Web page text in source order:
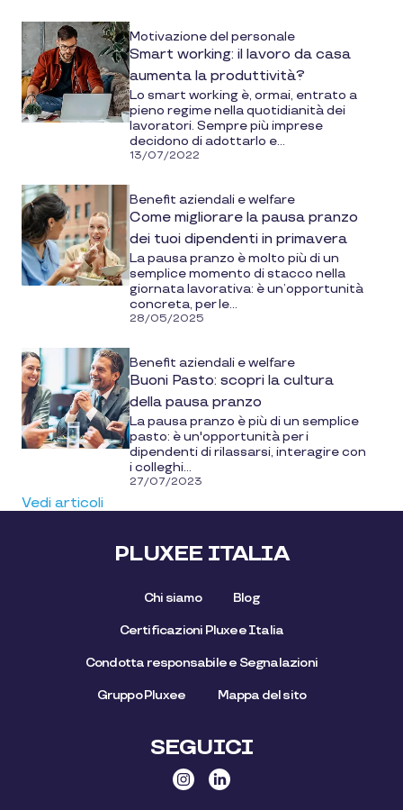
Motivazione del personale
Smart working: il lavoro da casa
aumenta la produttività?
Lo smart working è, ormai, entrato a
pieno regime nella quotidianità dei
lavoratori. Sempre più imprese
decidono di adottarlo e...
13/07/2022
Benefit aziendali e welfare
Come migliorare la pausa pranzo
dei tuoi dipendenti in primavera
La pausa pranzo è molto più di un
semplice momento di stacco nella
giornata lavorativa: è un’opportunità
concreta, per le...
28/05/2025
Benefit aziendali e welfare
Buoni Pasto: scopri la cultura
della pausa pranzo
La pausa pranzo è più di un semplice
pasto: è un'opportunità per i
dipendenti di rilassarsi, interagire con
i colleghi...
27/07/2023
Vedi articoli
PLUXEE ITALIA
Chi siamo Blog
Certificazioni Pluxee Italia
Condotta responsabile e Segnalazioni
Gruppo Pluxee Mappa del sito
SEGUICI